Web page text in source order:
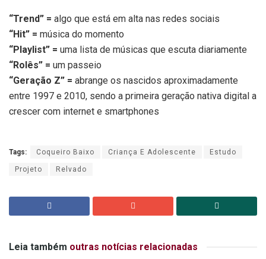
“Trend” = algo que está em alta nas redes sociais
“Hit” = música do momento
“Playlist” = uma lista de músicas que escuta diariamente
“Rolês” = um passeio
“Geração Z” = abrange os nascidos aproximadamente
entre 1997 e 2010, sendo a primeira geração nativa digital a
crescer com internet e smartphones
Tags: Coqueiro Baixo Criança E Adolescente Estudo
Projeto Relvado
Leia também outras notícias relacionadas